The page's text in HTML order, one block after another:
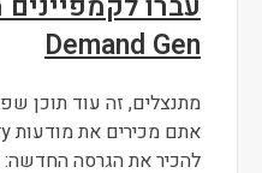
Demand Gen
מתנצלים, זה עוד תוכן